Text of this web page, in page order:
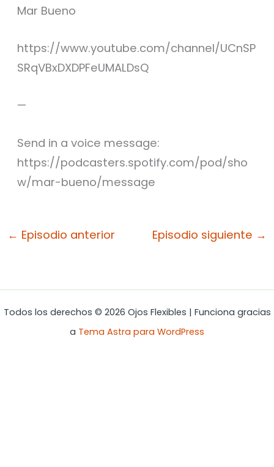
Mar Bueno
https://www.youtube.com/channel/UCnSP
SRqVBxDXDPFeUMALDsQ
—
Send in a voice message:
https://podcasters.spotify.com/pod/sho
w/mar-bueno/message
← Episodio anterior Episodio siguiente →
Todos los derechos © 2026 Ojos Flexibles | Funciona gracias
a Tema Astra para WordPress